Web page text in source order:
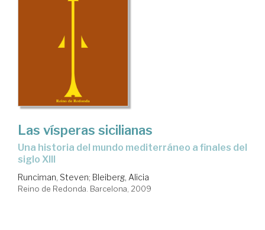
Las vísperas sicilianas
una historia del mundo mediterráneo a finales del
siglo XIII
Runciman, Steven; Bleiberg, Alicia
Reino de Redonda. Barcelona, 2009